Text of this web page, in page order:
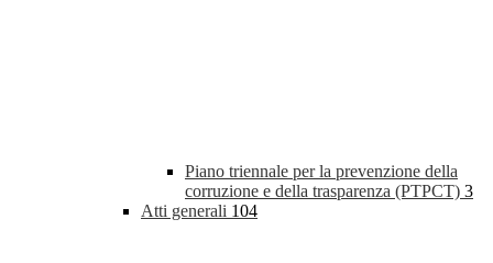
Piano triennale per la prevenzione della
corruzione e della trasparenza (PTPCT) 3
Atti generali 104